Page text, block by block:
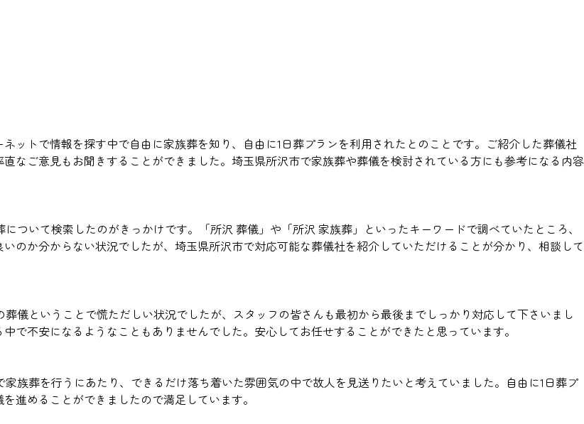
ットで情報を探す中で自由に家族葬を知り、自由に1日葬プランを利用されたとのことです。ご紹介した葬儀社
なご意見もお聞きすることができました。埼玉県所沢市で家族葬や葬儀を検討されている方にも参考になる内容
ついて検索したのがきっかけです。「所沢 葬儀」や「所沢 家族葬」といったキーワードで調べていたところ、
のか分からない状況でしたが、埼玉県所沢市で対応可能な葬儀社を紹介していただけることが分かり、相談して
儀ということで慌ただしい状況でしたが、スタッフの皆さんも最初から最後までしっかり対応して下さいまし
で不安になるようなこともありませんでした。安心してお任せすることができたと思っています。
族葬を行うにあたり、できるだけ落ち着いた雰囲気の中で故人を見送りたいと考えていました。自由に1日葬プ
進めることができましたので満足しています。